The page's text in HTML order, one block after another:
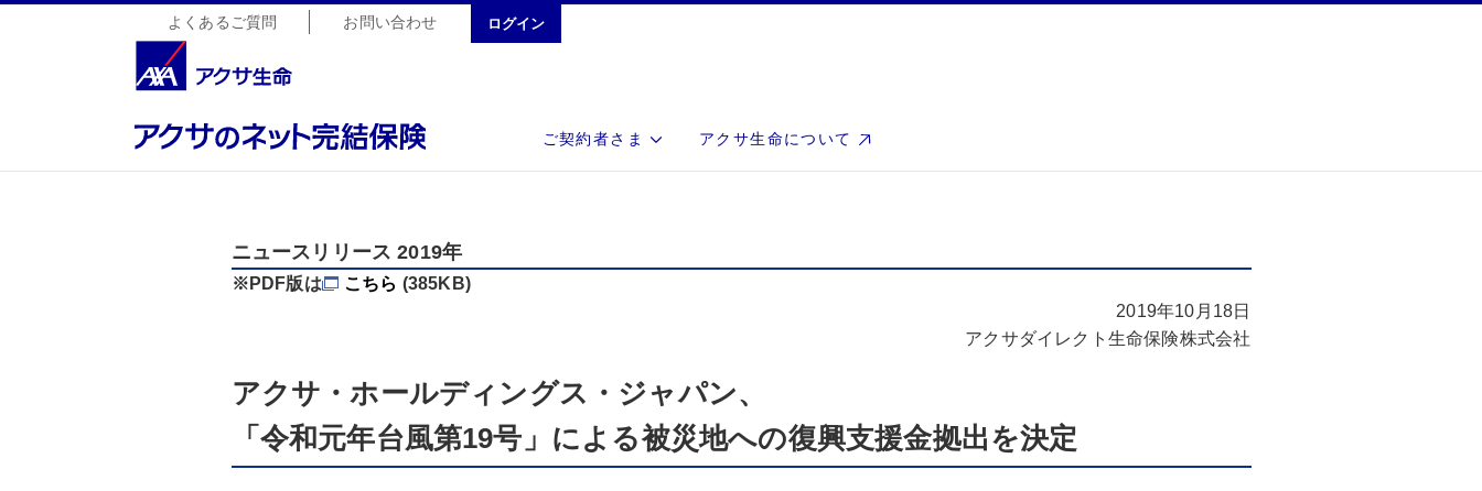
よくあるご質問 お問い合わせ ログイン
ご契約者さま アクサ生命について
ニュースリリース 2019年
※PDF版は こちら (385KB)
2019年10月18日
アクサダイレクト生命保険株式会社
アクサ・ホールディングス・ジャパン、
「令和元年台風第19号」による被災地への復興支援金拠出を決定